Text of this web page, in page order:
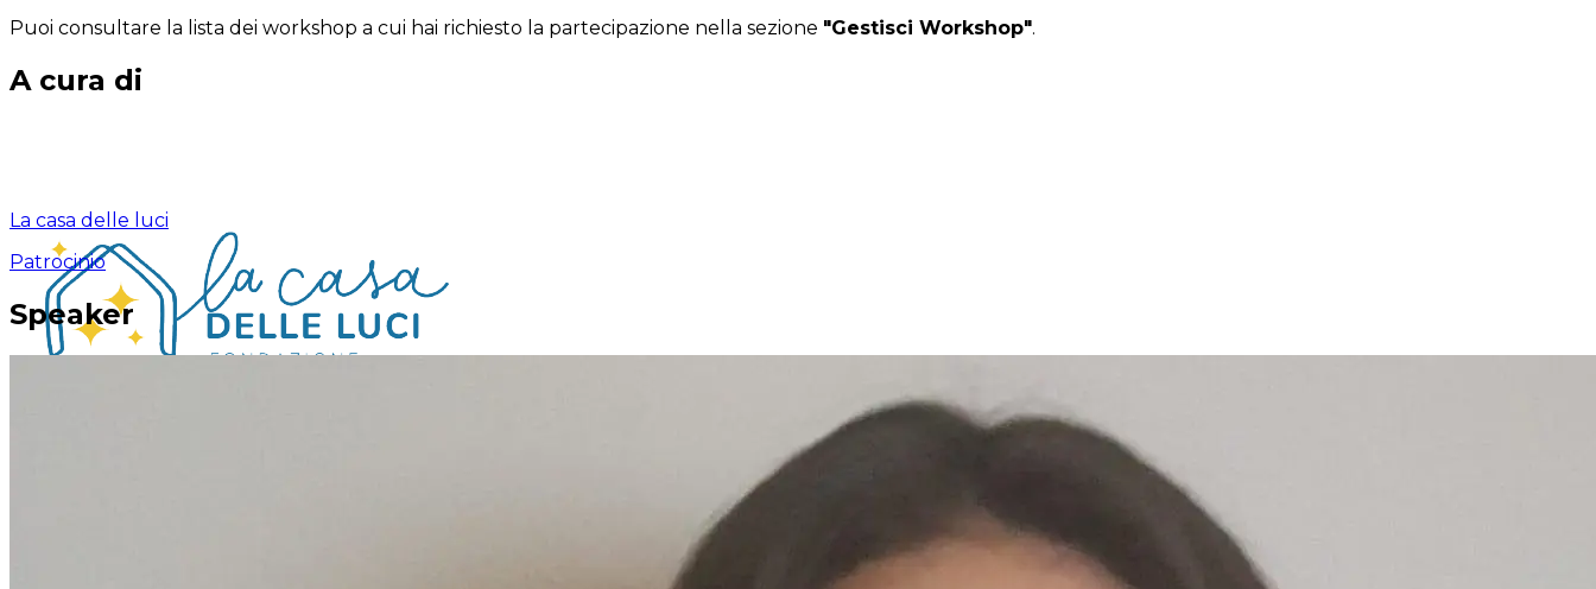
Puoi consultare la lista dei workshop a cui hai richiesto la partecipazione nella sezione "Gestisci Workshop".
A cura di
La casa delle luci
Patrocinio
Speaker